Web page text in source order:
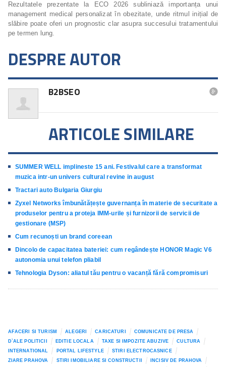
Rezultatele prezentate la ECO 2026 subliniază importanța unui
management medical personalizat în obezitate, unde ritmul inițial de
slăbire poate oferi un prognostic clar asupra succesului tratamentului
pe termen lung.
DESPRE AUTOR
B2BSEO 
ARTICOLE SIMILARE
SUMMER WELL implineste 15 ani. Festivalul care a transformat
muzica intr-un univers cultural revine in august
Tractari auto Bulgaria Giurgiu
Zyxel Networks îmbunătățește guvernanța în materie de securitate a
produselor pentru a proteja IMM-urile și furnizorii de servicii de
gestionare (MSP)
Cum recunoști un brand coreean
Dincolo de capacitatea bateriei: cum regândește HONOR Magic V6
autonomia unui telefon pliabil
Tehnologia Dyson: aliatul tău pentru o vacanță fără compromisuri
AFACERI SI TURISM ALEGERI CARICATURI
COMUNICATE DE PRESA
D`ALE POLITICII
EDITIE LOCALA TAXE SI IMPOZITE ABUZIVE
CULTURA
INTERNATIONAL
PORTAL LIFESTYLE
STIRI ELECTROCASNICE
ZIARE PRAHOVA
STIRI IMOBILIARE SI CONSTRUCTII INCISIV DE PRAHOVA